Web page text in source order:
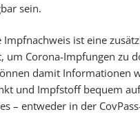
sein.
Impfnachweis ist eine
um Corona-Impfungen zu
damit Informationen
und Impfstoff bequem
– entweder in der